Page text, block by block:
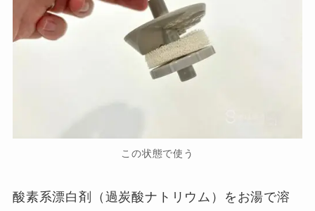
この状態で使う
酸素系漂白剤（過炭酸ナトリウム）をお湯で溶